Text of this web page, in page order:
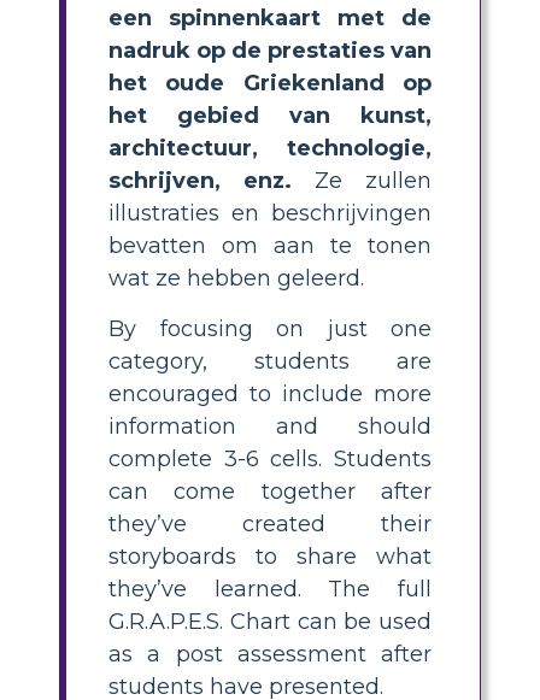
een spinnenkaart met de
nadruk op de prestaties van
het oude Griekenland op
het gebied van kunst,
architectuur, technologie,
schrijven, enz. Ze zullen
illustraties en beschrijvingen
bevatten om aan te tonen
wat ze hebben geleerd.
By focusing on just one
category, students are
encouraged to include more
information and should
complete 3-6 cells. Students
can come together after
they’ve created their
storyboards to share what
they’ve learned. The full
G.R.A.P.E.S. Chart can be used
as a post assessment after
students have presented.